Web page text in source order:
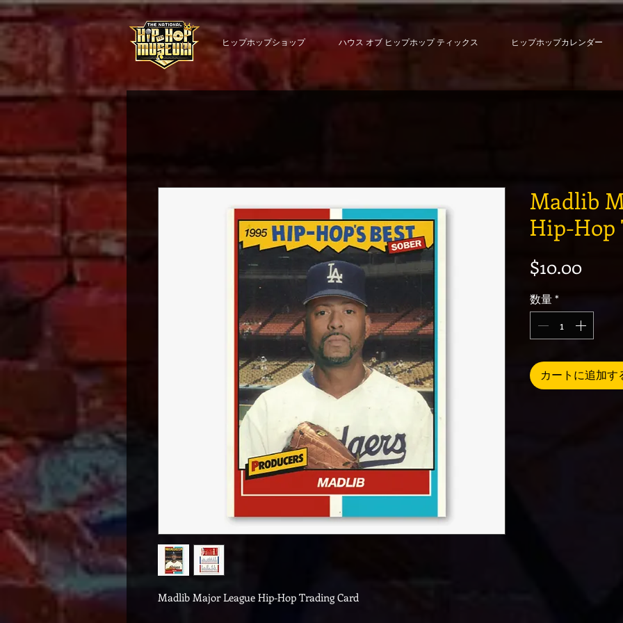
ヒップホップショップ ハウス オブ ヒップホップ ティックス ヒップホップカレンダー
Madlib Major League Hip-Hop Trading Card
Madlib
Hip-Hop
$10.00価格
数量*
カートに追加す